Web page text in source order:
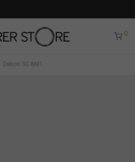
0
Denon SC-M41